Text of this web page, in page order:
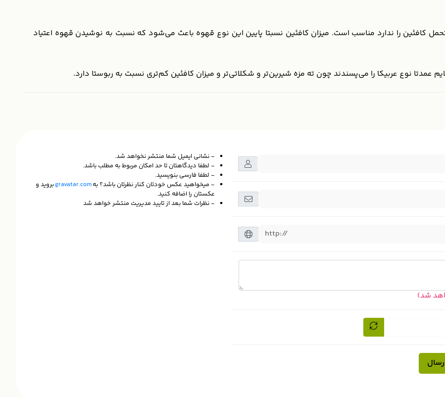
کافئین را ندارد مناسب است. میزان کافئین نسبتا پایین این نوع قهوه باعث می‌شود که نسبت به نوشیدن قهوه اعتیاد
عمدتا نوع عربیکا را می‌پسندند چون ته مزه شیرین‌تر و شکلاتی‌تر و میزان کافئین کم‌تری نسبت به ربوستا دارد.
شد)
- نشانی ایمیل شما منتشر نخواهد شد.
- لطفا دیدگاهتان تا حد امکان مربوط به مطلب باشد.
- لطفا فارسی بنویسید.
- میخواهید عکس خودتان کنار نظرتان باشد؟ بهgravatar.comبروید و
عکستان را اضافه کنید.
- نظرات شما بعد از تایید مدیریت منتشر خواهد شد